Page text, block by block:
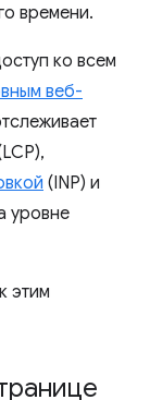
времени.
ко всем
веб-
(INP) и
уровне
этим